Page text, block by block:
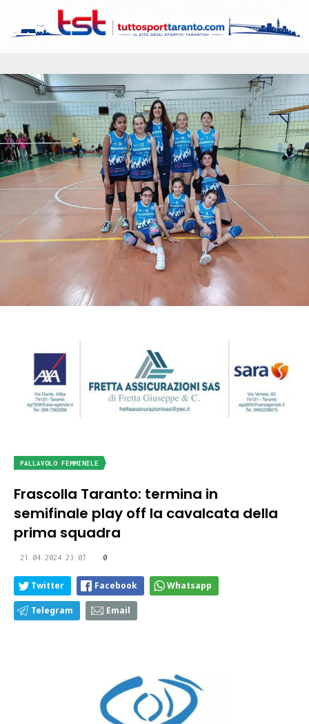
PALLAVOLO FEMMINILE
Frascolla Taranto: termina in
semifinale play off la cavalcata della
prima squadra
21.04.2024 23:07 0
Twitter Facebook Whatsapp
Telegram Email